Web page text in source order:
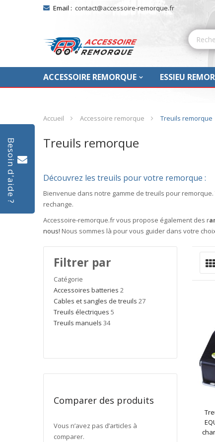
Besoin d'aide ?
Email : contact@accessoire-remorque.fr
ACCESSOIRE REMORQUE ESSIEU
Accueil Accessoire remorque Treuils remorque
Treuils remorque
Découvrez les treuils pour votre remorque :
Bienvenue dans notre gamme de treuils pour
rechange.
Accessoire-remorque.fr vous propose également des r
nous! Nous sommes là pour vous guider dans votre
Filtrer par
Catégorie
Accessoires batteries 2
Cables et sangles de treuils 27
Treuils électriques 5
Treuils manuels 34
Comparer des produits
Vous n’avez pas d’articles à
comparer.